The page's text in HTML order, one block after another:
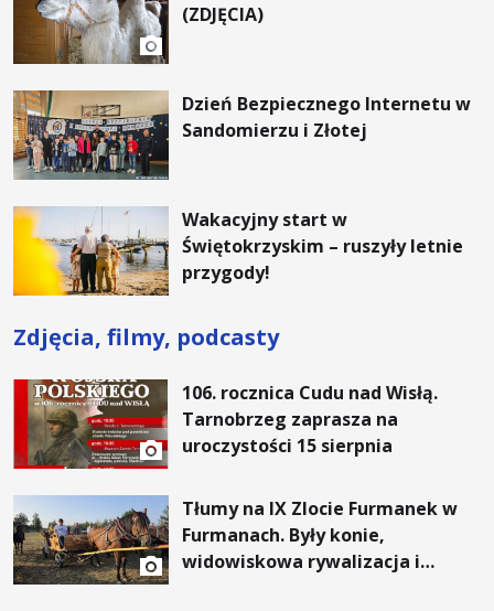
(ZDJĘCIA)
Dzień Bezpiecznego Internetu w
Sandomierzu i Złotej
Wakacyjny start w
Świętokrzyskim – ruszyły letnie
przygody!
Zdjęcia, filmy, podcasty
106. rocznica Cudu nad Wisłą.
Tarnobrzeg zaprasza na
uroczystości 15 sierpnia
Tłumy na IX Zlocie Furmanek w
Furmanach. Były konie,
widowiskowa rywalizacja i